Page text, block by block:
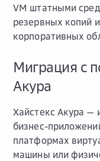
VM штатными
резервных копий
корпоративных
Миграция с
Акура
Хайстекс Акура —
бизнес-
платформах
машины или